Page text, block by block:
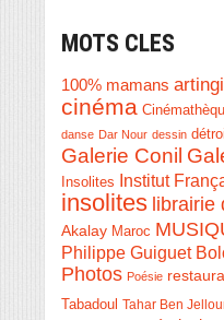
MOTS CLES
100% mamans
cinéma
danse Dar Nour dessin
Galerie Conil
Insolites Institut
insolites librairie
Akalay Maroc
Philippe Guiguet
Photos Poésie
Tabadoul Tahar Ben